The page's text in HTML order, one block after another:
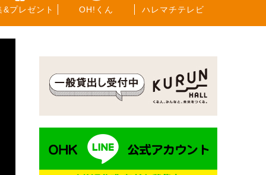
&プレゼント OH!くん ハレマチテレビ